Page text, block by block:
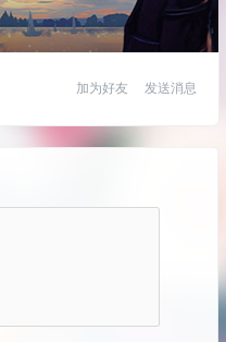
加为好友 发送消息